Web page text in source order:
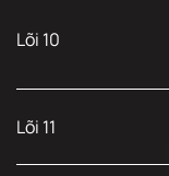
Lõi 10
Lõi 11